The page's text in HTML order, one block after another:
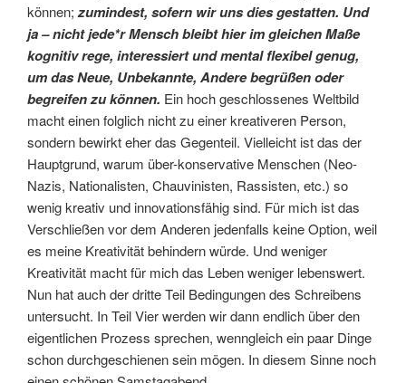
können; zumindest, sofern wir uns dies gestatten. Und
ja – nicht jede*r Mensch bleibt hier im gleichen Maße
kognitiv rege, interessiert und mental flexibel genug,
um das Neue, Unbekannte, Andere begrüßen oder
begreifen zu können. Ein hoch geschlossenes Weltbild
macht einen folglich nicht zu einer kreativeren Person,
sondern bewirkt eher das Gegenteil. Vielleicht ist das der
Hauptgrund, warum über-konservative Menschen (Neo-
Nazis, Nationalisten, Chauvinisten, Rassisten, etc.) so
wenig kreativ und innovationsfähig sind. Für mich ist das
Verschließen vor dem Anderen jedenfalls keine Option, weil
es meine Kreativität behindern würde. Und weniger
Kreativität macht für mich das Leben weniger lebenswert.
Nun hat auch der dritte Teil Bedingungen des Schreibens
untersucht. In Teil Vier werden wir dann endlich über den
eigentlichen Prozess sprechen, wenngleich ein paar Dinge
schon durchgeschienen sein mögen. In diesem Sinne noch